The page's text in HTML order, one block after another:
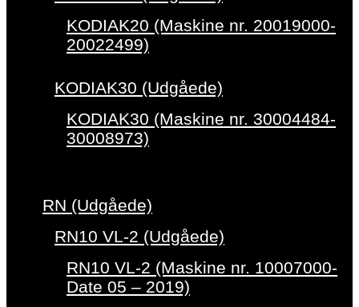
KODIAK20 (Maskine nr. 20019000-
20022499)
KODIAK30 (Udgåede)
KODIAK30 (Maskine nr. 30004484-
30008973)
RN (Udgåede)
RN10 VL-2 (Udgåede)
RN10 VL-2 (Maskine nr. 10007000-
Date 05 – 2019)